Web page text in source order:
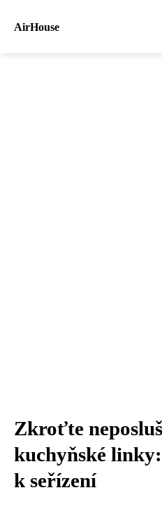
AirHouse
Zkroťte
kuchyňské
k seřízení